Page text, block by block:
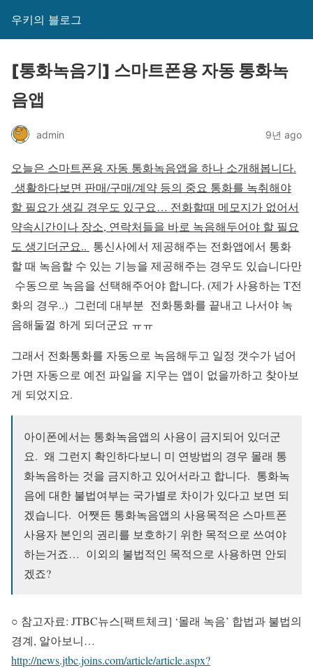
우키의 블로그
[통화녹음기] 스마트폰용 자동 통화녹
음앱
admin 9년 ago
오늘은 스마트폰용 자동 통화녹음앱을 하나 소개해봅니다.
생활하다보면 판매/구매/계약 등의 중요 통화를 녹취해야
할 필요가 생길 경우도 있구요… 전화할때 메모지가 없어서
약속시간이나 장소, 연락처들을 바로 녹음해두어야 할 필요
도 생기더군요.. 통신사에서 제공해주는 전화앱에서 통화
할 때 녹음할 수 있는 기능을 제공해주는 경우도 있습니다만
수동으로 녹음을 선택해주어야 합니다. (제가 사용하는 T전
화의 경우..) 그런데 대부분 전화통화를 끝내고 나서야 녹
음해둘껄 하게 되더군요 ㅠㅠ
그래서 전화통화를 자동으로 녹음해두고 일정 갯수가 넘어
가면 자동으로 예전 파일을 지우는 앱이 없을까하고 찾아보
게 되었지요.
아이폰에서는 통화녹음앱의 사용이 금지되어 있더군
요. 왜 그런지 확인하다보니 미 연방법의 경우 몰래 통
화녹음하는 것을 금지하고 있어서라고 합니다. 통화녹
음에 대한 불법여부는 국가별로 차이가 있다고 보면 되
겠습니다. 어쨋든 통화녹음앱의 사용목적은 스마트폰
사용자 본인의 권리를 보호하기 위한 목적으로 쓰여야
하는거죠… 이외의 불법적인 목적으로 사용하면 안되
겠죠?
○ 참고자료: JTBC뉴스[팩트체크] ‘몰래 녹음’ 합법과 불법의
경계, 알아보니…
http://news.jtbc.joins.com/article/article.aspx?